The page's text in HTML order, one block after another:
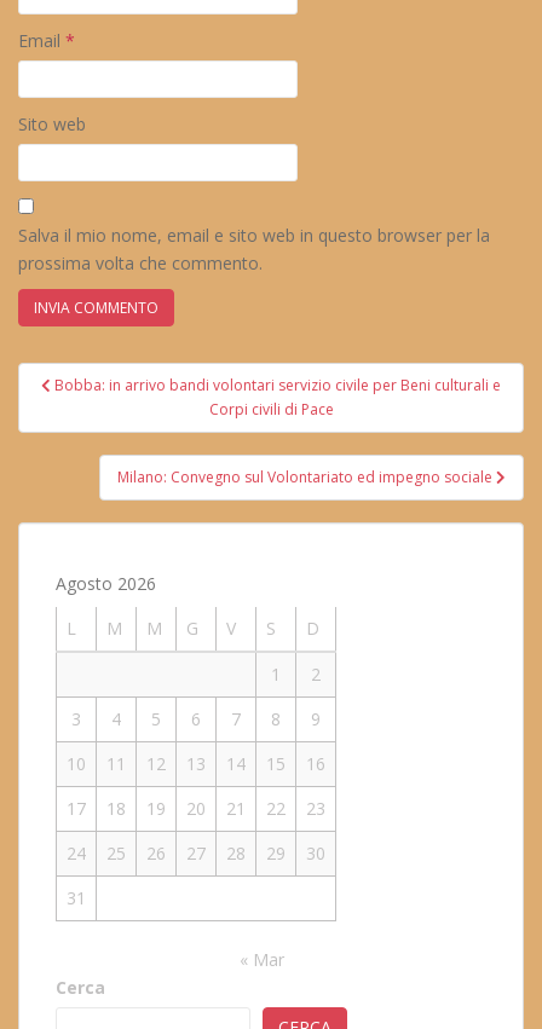
Email *
Sito web
Salva il mio nome, email e sito web in questo browser per la
prossima volta che commento.
Navigazione
Bobba: in arrivo bandi volontari servizio civile per Beni culturali e
Corpi civili di Pace
Milano: Convegno sul Volontariato ed impegno sociale
Agosto 2026
L
M M G V S
D
1
2
3
4 5 6 7 8
9
10
11 12 13 14 15
16
17
18 19 20 21 22
23
24
25 26 27 28 29
30
31
« Mar
Cerca